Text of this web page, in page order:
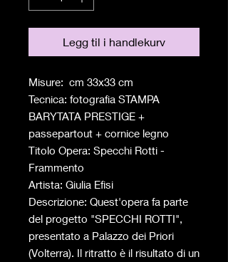
Legg til i handlekurv
Misure: cm 33x33 cm
Tecnica: fotografia STAMPA
BARYTATA PRESTIGE +
passepartout + cornice legno
Titolo Opera: Specchi Rotti -
Frammento
Artista: Giulia Efisi
Descrizione: Quest'opera fa parte
del progetto "SPECCHI ROTTI",
presentato a Palazzo dei Priori
(Volterra). Il ritratto è il risultato di un